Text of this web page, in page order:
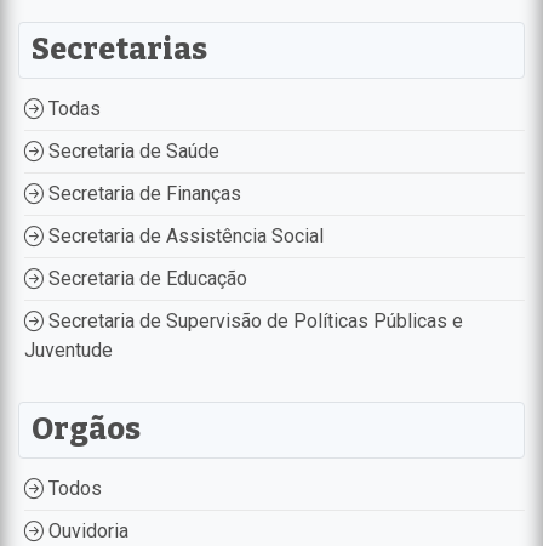
Secretarias
Todas
Secretaria de Saúde
Secretaria de Finanças
Secretaria de Assistência Social
Secretaria de Educação
Secretaria de Supervisão de Políticas Públicas e
Juventude
Orgãos
Todos
Ouvidoria